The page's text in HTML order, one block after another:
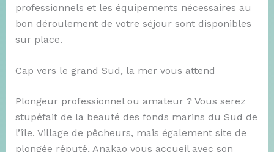
professionnels et les équipements nécessaires au
bon déroulement de votre séjour sont disponibles
sur place.
Cap vers le grand Sud, la mer vous attend
Plongeur professionnel ou amateur ? Vous serez
stupéfait de la beauté des fonds marins du Sud de
l’île. Village de pêcheurs, mais également site de
plongée réputé, Anakao vous accueil avec son